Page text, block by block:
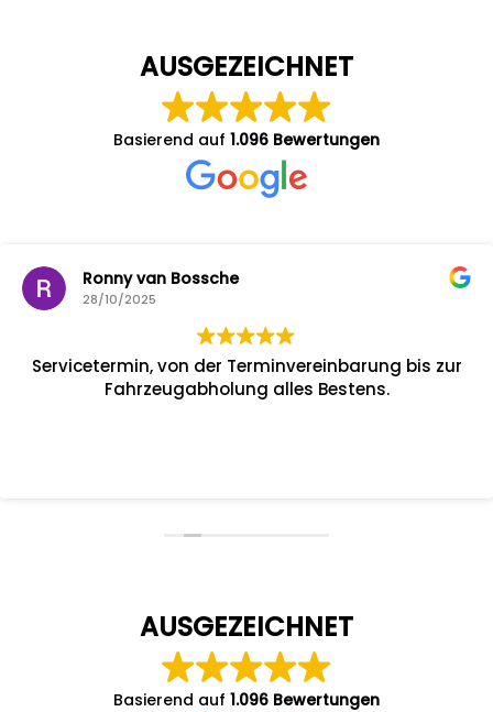
AUSGEZEICHNET
Basierend auf 1.096 Bewertungen
Ronny van Bossche
28/10/2025
Servicetermin, von der Terminvereinbarung bis zur
Fahrzeugabholung alles Bestens.
AUSGEZEICHNET
Basierend auf 1.096 Bewertungen